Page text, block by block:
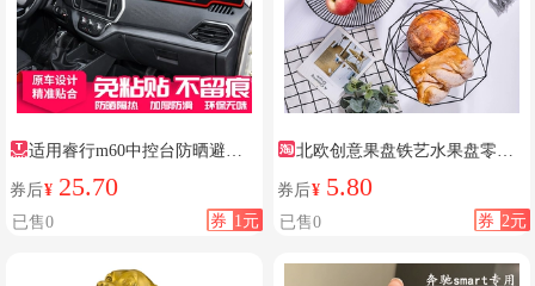
适用睿行m60中控台防晒避光
垫
券后¥ 25.70
券 1元
已售0
北欧创意果盘铁艺水果盘零食
客厅
券后¥ 5.80
券 2元
已售0